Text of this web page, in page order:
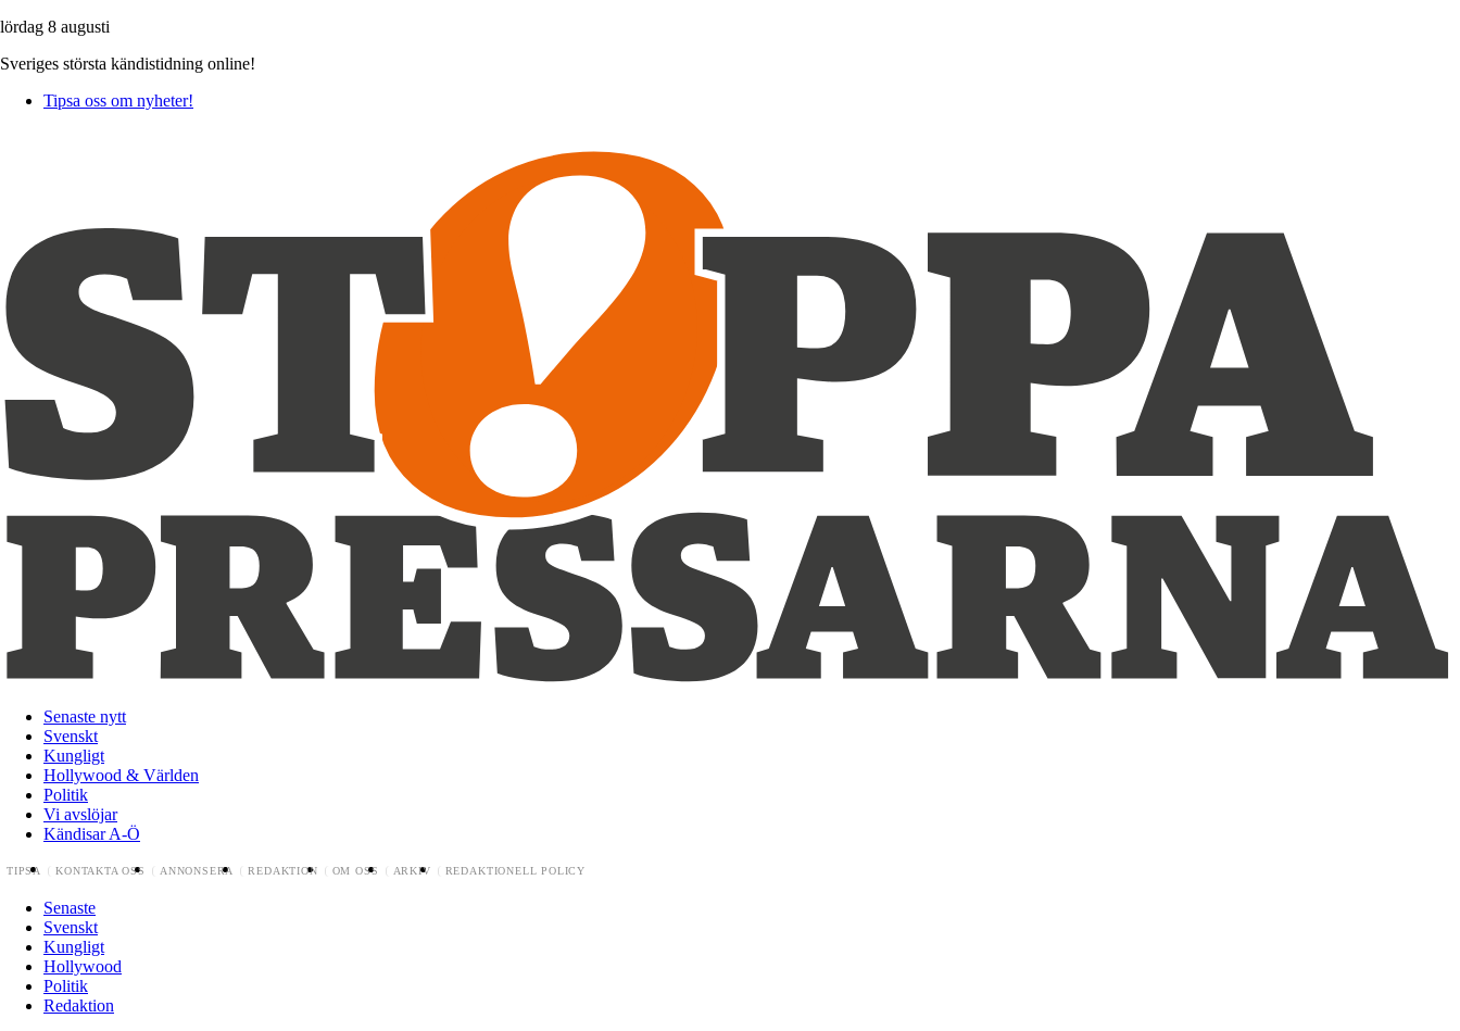
lördag 8 augusti
Sveriges största kändistidning online!
Tipsa oss om nyheter!
Senaste nytt
Svenskt
Kungligt
Hollywood & Världen
Politik
Vi avslöjar
Kändisar A-Ö
TIPSA KONTAKTA OSS ANNONSERA REDAKTION OM OSS ARKIV REDAKTIONELL POLICY
Senaste
Svenskt
Kungligt
Hollywood
Politik
Redaktion